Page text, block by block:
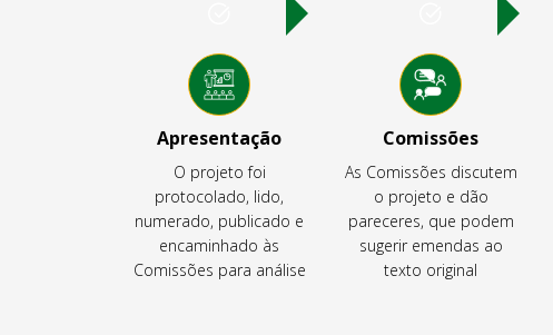
Apresentação
O projeto foi
protocolado, lido,
numerado, publicado e
encaminhado às
Comissões para análise
Comissões
As Comissões discutem
o projeto e dão
pareceres, que podem
sugerir emendas ao
texto original